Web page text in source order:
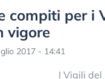
compiti per i
vigore
2017 - 14:41
I Vigili del